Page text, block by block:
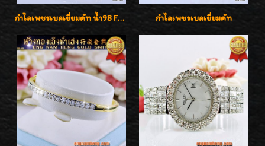
กำไลเพชรเบลเยี่ยมคัท น้ำ98 F-Color/VVS น้ำหนักเพชรรวม 3.00 กะรัต สวยไม่ซ้ำใครค่ะ กำไลเพชรเบลเยี่ยมคัท